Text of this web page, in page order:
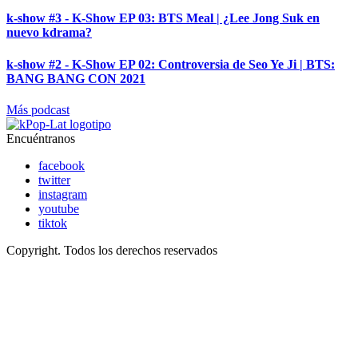
k-show #3 - K-Show EP 03: BTS Meal | ¿Lee Jong Suk en
nuevo kdrama?
k-show #2 - K-Show EP 02: Controversia de Seo Ye Ji | BTS:
BANG BANG CON 2021
Más podcast
Encuéntranos
facebook
twitter
instagram
youtube
tiktok
Copyright. Todos los derechos reservados